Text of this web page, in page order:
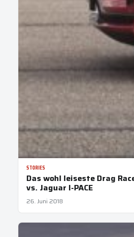
STORIES
Das wohl leiseste Drag
vs. Jaguar I-PACE
26. Juni 2018